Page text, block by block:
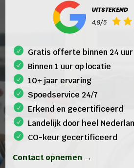
Gratis offerte binnen 24 uur
Binnen 1 uur op locatie
10+ jaar ervaring
Spoedservice 24/7
Erkend en gecertificeerd
Landelijk door heel
CO-keur gecertificeerd
Contact opnemen →